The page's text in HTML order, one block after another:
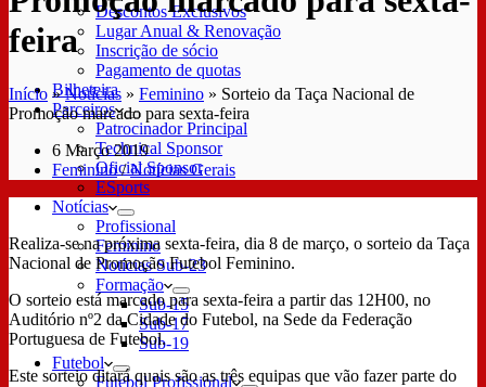
Descontos Exclusivos
Lugar Anual & Renovação
Inscrição de sócio
Pagamento de quotas
Bilheteira
Parceiros
Patrocinador Principal
Technical Sponsor
Oficial Sponsor
ESports
Notícias
Profissional
Feminino
Notícias Sub-23
Formação
Sub-15
Sub-17
Sub-19
Futebol
Futebol Profissional
feira
Início »Notícias » Feminino » Sorteio da Taça Nacional de
Promoção marcado para sexta-feira
6 Março 2019
Feminino/Notícias Gerais
Realiza-se na próxima sexta-feira, dia 8 de março, o sorteio da Taça
Nacional de Promoção Futebol Feminino.
O sorteio está marcado para sexta-feira a partir das 12H00, no
Auditório nº2 da Cidade do Futebol, na Sede da Federação
Portuguesa de Futebol.
Este sorteio ditará quais são as três equipas que vão fazer parte do